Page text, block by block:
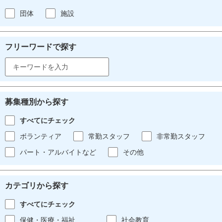
団体 施設
フリーワードで探す
募集種別から探す
すべてにチェック
ボランティア
常勤スタッフ
非常勤スタッフ
パート・アルバイトなど
その他
カテゴリから探す
すべてにチェック
保健・医療・福祉
社会教育